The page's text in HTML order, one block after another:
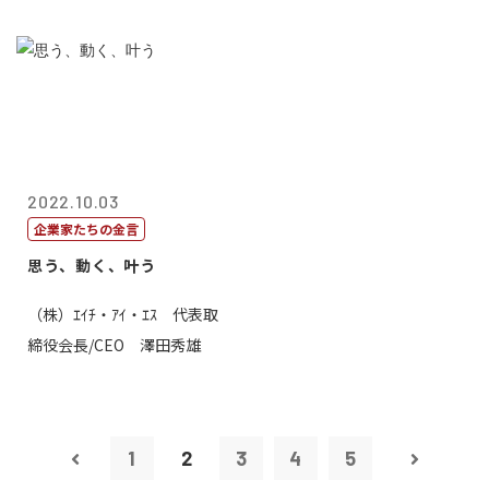
2022.10.03
企業家たちの金言
思う、動く、叶う
（株）ｴｲﾁ・ｱｲ・ｴｽ 代表取
締役会長/CEO 澤田秀雄
1 2 3 4 5